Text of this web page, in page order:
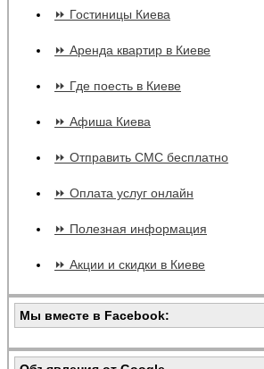
⏩ Гостиницы Киева
⏩ Аренда квартир в Киеве
⏩ Где поесть в Киеве
⏩ Афиша Киева
⏩ Отправить СМС бесплатно
⏩ Оплата услуг онлайн
⏩ Полезная информация
⏩ Акции и скидки в Киеве
Мы вместе в Facebook: